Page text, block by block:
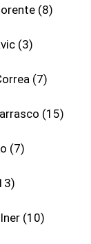
8
3
7
15
7
10